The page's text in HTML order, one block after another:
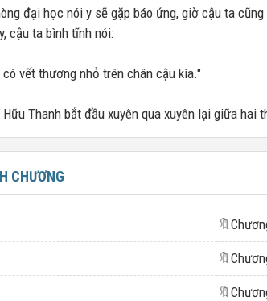
đại học nói y sẽ gặp báo ứng, giờ cậu ta
cậu ta bình tĩnh nói:
có vết thương nhỏ trên chân cậu kìa."
Thanh bắt đầu xuyên qua xuyên lại giữa hai
CHƯƠNG
🔖
🔖
🔖